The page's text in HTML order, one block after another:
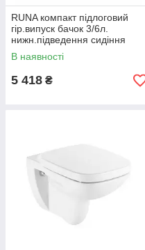
RUNA компакт підлоговий
гір.випуск бачок 3/6л.
нижн.підведення сидіння
тверде (укр.)
В наявності
5 418 ₴